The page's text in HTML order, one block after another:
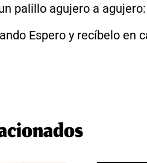
palillo agujero a
Espero y recíbelo en